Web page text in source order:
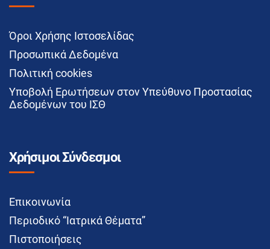
Όροι Χρήσης Ιστοσελίδας
Προσωπικά Δεδομένα
Πολιτική cookies
Υποβολή Ερωτήσεων στον Υπεύθυνο Προστασίας
Δεδομένων του ΙΣΘ
Χρήσιμοι Σύνδεσμοι
Επικοινωνία
Περιοδικό “Ιατρικά Θέματα”
Πιστοποιήσεις